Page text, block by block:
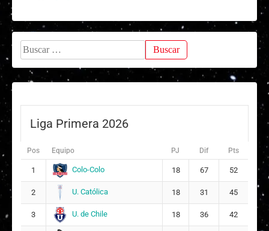
14 A Analia Yohana Filún Aguayo 8
15 F Francisca Alondra Zúñiga Alvarado
Suplentes
E Emilia Ignacia Flores Carter
M Martinna María Pérez Olave 14
16
M
6
Buscar:
Liga Primera 2026
Pos Equipo PJ Dif Pts
1 Colo-Colo 18 67 52
2 U. Católica 18 31 45
3 U. de Chile 18 36 42